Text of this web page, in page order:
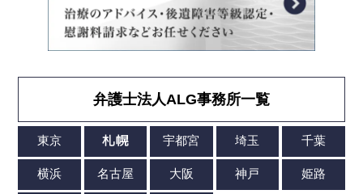
弁護士法人ALG事務所一覧